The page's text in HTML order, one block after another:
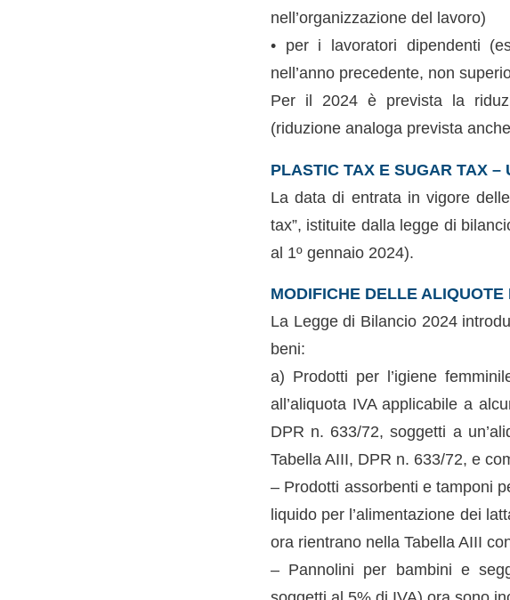
nell’organizzazione del lavoro)
• per i lavoratori dipendenti
nell’anno precedente, non
Per il 2024 è prevista la
(riduzione analoga prevista
PLASTIC TAX E SUGAR TAX –
La data di entrata in vigore
tax”, istituite dalla legge di
al 1º gennaio 2024).
MODIFICHE DELLE
La Legge di Bilancio 2024
beni:
a) Prodotti per l’igiene
all’aliquota IVA applicabile a
DPR n. 633/72, soggetti a
Tabella AIII, DPR n. 633/72, e
– Prodotti assorbenti e tamponi
liquido per l’alimentazione dei
ora rientrano nella Tabella AIII
– Pannolini per bambini e